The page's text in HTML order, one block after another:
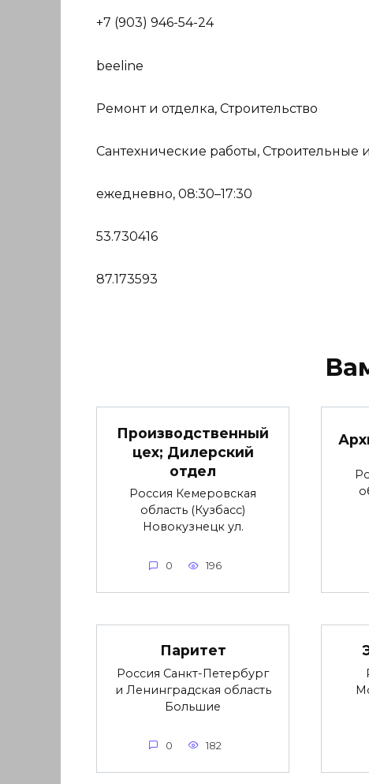
+7 (903) 946-54-24
beeline
Ремонт и отделка, Строительство
Сантехнические работы, Строительные
ежедневно, 08:30–17:30
53.730416
87.173593
Производственный
цех; Дилерский
отдел
Россия Кемеровская
область (Кузбасс)
Новокузнецк ул.
0 196
Паритет
Россия Санкт-Петербург
и Ленинградская область
Большие
0 182